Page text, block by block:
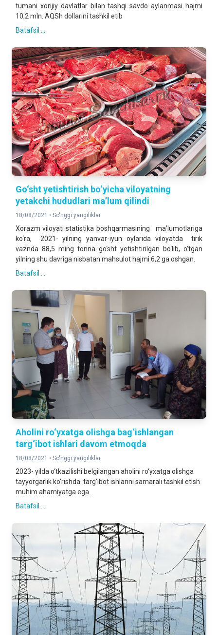
tumani xorijiy davlatlar bilan tashqi savdo aylanmasi hajmi
10,2 mln. AQSh dollarini tashkil etib
Batafsil ...
Go‘sht yetishtirish bo‘yicha viloyatning
yetakchi hududlari ma’lum qilindi
18/08/2021 • So'nggi yangiliklar
Xorazm viloyati statistika boshqarmasining ma’lumotlariga
ko‘ra, 2021- yilning yanvar-iyun oylarida viloyatda tirik
vaznda 88,5 ming tonna go‘sht yetishtirilgan bo‘lib, o‘tgan
yilning shu davriga nisbatan mahsulot hajmi 6,2 ga oshgan.
Batafsil ...
Aholini ro‘yxatga olishga bag‘ishlangan
targ‘ibot ishlari davom etmoqda
18/08/2021 • So'nggi yangiliklar
2023- yilda o‘tkazilishi belgilangan aholini ro‘yxatga olishga
tayyorgarlik ko‘rishda targ‘ibot ishlarini samarali tashkil etish
muhim ahamiyatga ega.
Batafsil ...